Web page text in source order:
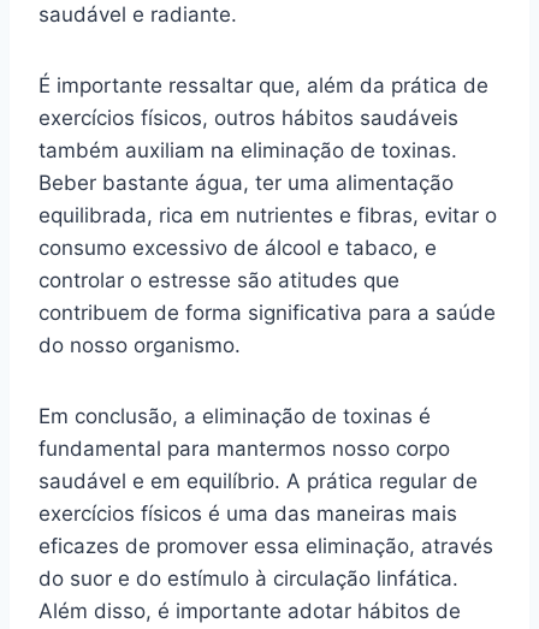
saudável e radiante.
É importante ressaltar que, além da prática de
exercícios físicos, outros hábitos saudáveis
também auxiliam na eliminação de toxinas.
Beber bastante água, ter uma alimentação
equilibrada, rica em nutrientes e fibras, evitar o
consumo excessivo de álcool e tabaco, e
controlar o estresse são atitudes que
contribuem de forma significativa para a saúde
do nosso organismo.
Em conclusão, a eliminação de toxinas é
fundamental para mantermos nosso corpo
saudável e em equilíbrio. A prática regular de
exercícios físicos é uma das maneiras mais
eficazes de promover essa eliminação, através
do suor e do estímulo à circulação linfática.
Além disso, é importante adotar hábitos de